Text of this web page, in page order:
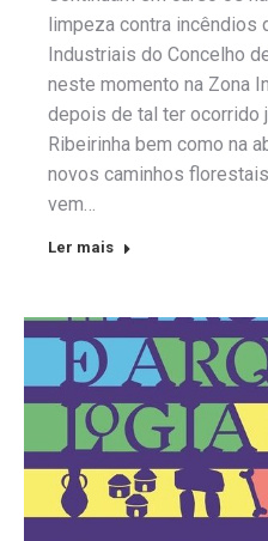
limpeza contra incêndios
Industriais do Concelho
neste momento na Zona
depois de tal ter ocorrido
Ribeirinha bem como na
novos caminhos
vem…
Ler mais